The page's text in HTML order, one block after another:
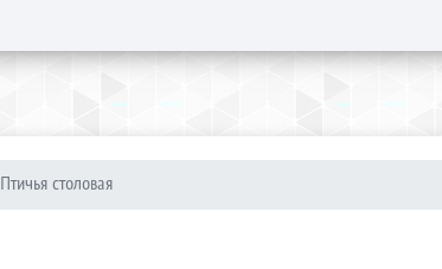
Птичья столовая